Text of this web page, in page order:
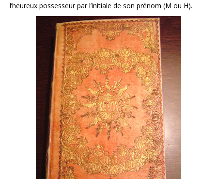
l’heureux possesseur par l’initiale de son prénom (M ou H).